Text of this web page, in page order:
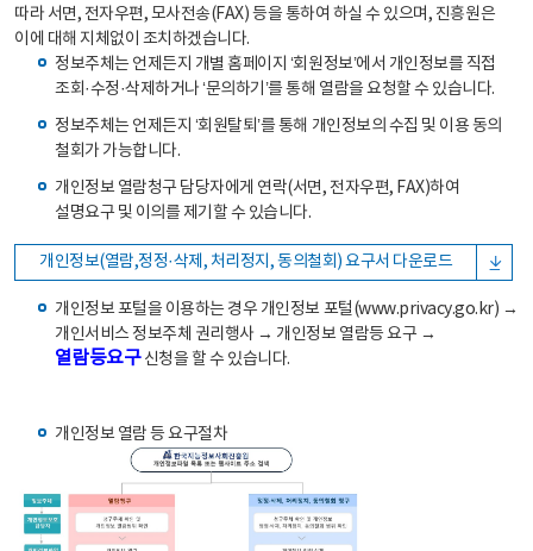
따라 서면, 전자우편, 모사전송(FAX) 등을 통하여 하실 수 있으며, 진흥원은
이에 대해 지체없이 조치하겠습니다.
정보주체는 언제든지 개별 홈페이지 ‘회원정보’에서 개인정보를 직접
조회·수정·삭제하거나 ‘문의하기’를 통해 열람을 요청할 수 있습니다.
정보주체는 언제든지 ‘회원탈퇴’를 통해 개인정보의 수집 및 이용 동의
철회가 가능합니다.
개인정보 열람청구 담당자에게 연락(서면, 전자우편, FAX)하여
설명요구 및 이의를 제기할 수 있습니다.
개인정보(열람,정정·삭제, 처리정지, 동의철회) 요구서 다운로드
개인정보 포털을 이용하는 경우 개인정보 포털(www.privacy.go.kr) →
개인서비스 정보주체 권리행사 → 개인정보 열람등 요구 →
열람등요구신청을 할 수 있습니다.
개인정보 열람 등 요구절차